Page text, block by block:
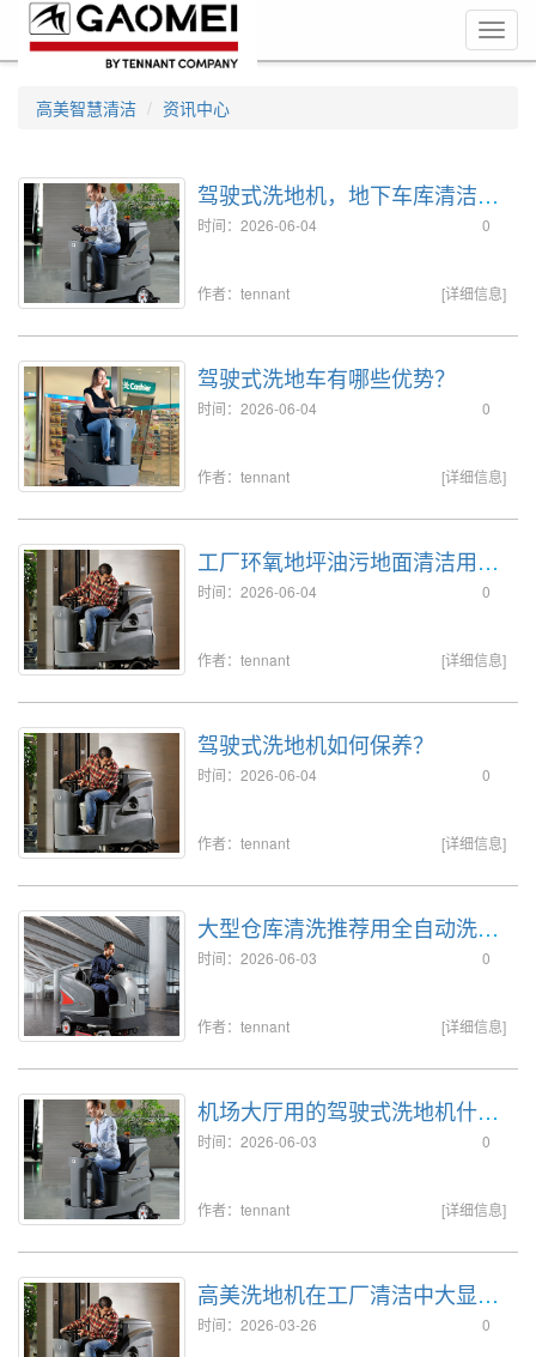
高美智慧清洁 资讯中心
驾驶式洗地机，地下车库清洁的
得力助手 0
时间：2026-06-04
[详细信息]
作者：tennant
驾驶式洗地车有哪些优势？
0
时间：2026-06-04
[详细信息]
作者：tennant
工厂环氧地坪油污地面清洁用洗
地机 0
时间：2026-06-04
[详细信息]
作者：tennant
驾驶式洗地机如何保养？
0
时间：2026-06-04
[详细信息]
作者：tennant
大型仓库清洗推荐用全自动洗地
机 0
时间：2026-06-03
[详细信息]
作者：tennant
机场大厅用的驾驶式洗地机什么
样比较合适？ 0
时间：2026-06-03
[详细信息]
作者：tennant
高美洗地机在工厂清洁中大显身
手！ 0
时间：2026-03-26